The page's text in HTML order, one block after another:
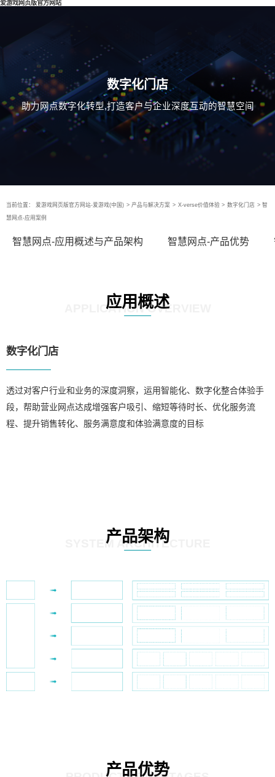
爱游戏网页版官方网站
数字化门店
助力网点数字化转型,打造客户与企业深度互动的智慧空间
当前位置： 爱游戏网页版官方网站-爱游戏(中国) > 产品与解决方案 > X-verse价值体验 > 数字化门店 > 智
慧网点-应用案例
智慧网点-应用概述与产品架构 智慧网点-产品优势
应用概述
APPLICATION OVERVIEW
数字化门店
透过对客户行业和业务的深度洞察，运用智能化、数字化整合体验手
段，帮助营业网点达成增强客户吸引、缩短等待时长、优化服务流
程、提升销售转化、服务满意度和体验满意度的目标
产品架构
SYSTEM ARCHITECTURE
产品优势